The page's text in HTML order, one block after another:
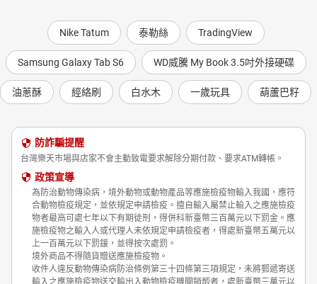
Nike Tatum 泰勒絲 TradingView
Samsung Galaxy Tab S6 WD威騰 My Book 3.5吋外接硬碟
油蔥酥 經絡刷 白水木 一歲玩具 葫蘆巴籽
防詐騙提醒
台灣樂天市場與店家不會主動致電要求解除分期付款、要求ATM轉帳。
政策宣導
為防治動物傳染病，境外動物或動物產品等應施檢疫物輸入我國，應符
合動物檢疫規定，並依規定申請檢疫。擅自輸入屬禁止輸入之應施檢疫
物者最高可處七年以下有期徒刑，得併科新臺幣三百萬元以下罰金。應
施檢疫物之輸入人或代理人未依規定申請檢疫者，得處新臺幣五萬元以
上一百萬元以下罰鍰，並得按次處罰。
境外商品不得隨貨贈送應施檢疫物。
收件人違反動物傳染病防治條例第三十四條第三項規定，未將郵遞寄送
輸入之應施檢疫物送交輸出入動物檢疫機關銷燬者，處新臺幣三萬元以